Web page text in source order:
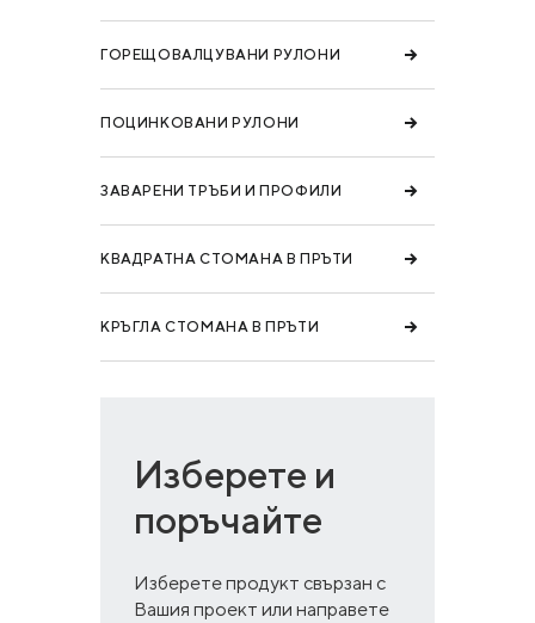
ГОРЕЩОВАЛЦУВАНИ РУЛОНИ
ПОЦИНКОВАНИ РУЛОНИ
ЗАВАРЕНИ ТРЪБИ И ПРОФИЛИ
КВАДРАТНА СТОМАНА В ПРЪТИ
КРЪГЛА СТОМАНА В ПРЪТИ
Изберете и
поръчайте
Изберете продукт свързан с
Вашия проект или направете